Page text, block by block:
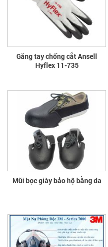
Găng tay chống cắt Ansell
Hyflex 11-735
Mũi bọc giày bảo hộ bằng da